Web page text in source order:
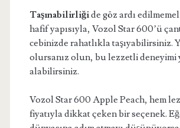
Taşınabilirliğide göz ardı
hafif yapısıyla, Vozol Star 600’ü
cebinizde rahatlıkla taşıyabilirsiniz.
olursanız olun, bu lezzetli deneyimi
alabilirsiniz.
Vozol Star 600 Apple Peach, hem
fiyatıyla dikkat çeken bir seçenek.